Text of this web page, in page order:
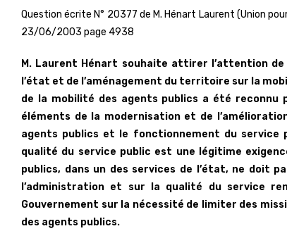
Question écrite N° 20377 de M. Hénart Laurent (Union
23/06/2003 page 4938
M. Laurent Hénart souhaite attirer l’attention
l’état et de l’aménagement du territoire sur la
de la mobilité des agents publics a été
éléments de la modernisation et de
agents publics et le fonctionnement du
qualité du service public est une légitime
publics, dans un des services de l’état, ne doit
l’administration et sur la qualité du service
Gouvernement sur la nécessité de limiter des
des agents publics.